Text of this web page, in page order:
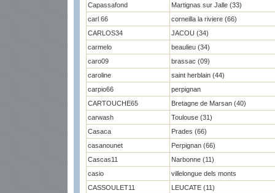
Capassafond
Martignas sur Jalle (33)
carl 66
corneilla la riviere (66)
CARLOS34
JACOU (34)
carmelo
beaulieu (34)
caro09
brassac (09)
caroline
saint herblain (44)
carpio66
perpignan
CARTOUCHE65
Bretagne de Marsan (40)
carwash
Toulouse (31)
Casaca
Prades (66)
casanounet
Perpignan (66)
Cascas11
Narbonne (11)
casio
villelongue dels monts
CASSOULET11
LEUCATE (11)